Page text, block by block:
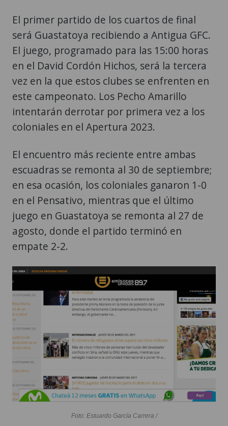
El primer partido de los cuartos de final
será Guastatoya recibiendo a Antigua GFC.
El juego, programado para las 15:00 horas
en el David Cordón Hichos, será la tercera
vez en la que estos clubes se enfrenten en
este campeonato. Los Pecho Amarillo
intentarán derrotar por primera vez a los
coloniales en el Apertura 2023.
El encuentro más reciente entre ambas
escuadras se remonta al 30 de septiembre;
en esa ocasión, los coloniales ganaron 1-0
en el Pensativo, mientras que el último
juego en Guastatoya se remonta al 27 de
agosto, donde el partido terminó en
empate 2-2.
Foto: Estuardo García Carrera /